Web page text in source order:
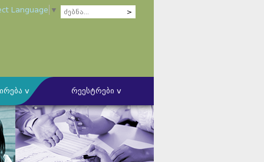
Language ▼
ბუღალტერთა კომპეტენციის
წარმოების წესის შესახებ
v რეესტრები v